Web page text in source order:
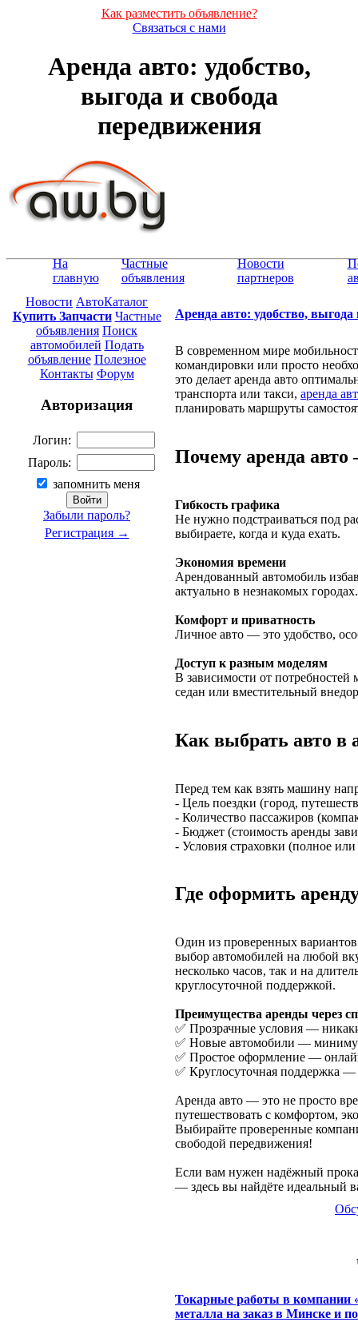
Как разместить объявление?
Связаться с нами
Аренда авто: удобство,
выгода и свобода
передвижения
На
главную
Частные
объявления
Новости
партнеров
Новости АвтоКаталог
Купить Запчасти Частные
объявления Поиск
автомобилей Подать
объявление Полезное
Контакты Форум
Авторизация
Логин:
Пароль:
запомнить меня
Забыли пароль?
Регистрация →
Аренда авто: удобство,
В современном мире
командировки или просто
это делает аренда авто
транспорта или такси, аренда
планировать маршруты
Почему аренда
Гибкость графика
Не нужно подстраиваться под
выбираете, когда и куда ехать.
Экономия времени
Арендованный автомобиль
актуально в незнакомых городах.
Комфорт и приватность
Личное авто — это удобство,
Доступ к разным моделям
В зависимости от
седан или вместительный
Как выбрать авто в
Перед тем как взять машину
- Цель поездки (город,
- Количество пассажиров
- Бюджет (стоимость аренды
- Условия страховки (полное
Где оформить
Один из проверенных
выбор автомобилей на любой
несколько часов, так и на
круглосуточной поддержкой.
Преимущества аренды через
✅ Прозрачные условия —
✅ Новые автомобили —
✅ Простое оформление —
✅ Круглосуточная поддержка
Аренда авто — это не просто
путешествовать с комфортом,
Выбирайте проверенные
свободой передвижения!
Если вам нужен надёжный
— здесь вы найдёте идеальный
Токарные работы в компании
металла на заказ в Минске и